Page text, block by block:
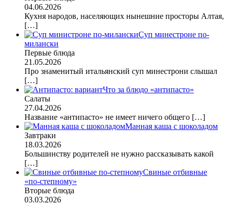
04.06.2026
Кухня народов, населяющих нынешние просторы Алтая,
[…]
Суп минестроне по-
милански
Первые блюда
21.05.2026
Про знаменитый итальянский суп минестрони слышал
[…]
Что за блюдо «антипасто»
Салаты
27.04.2026
Название «антипасто» не имеет ничего общего […]
Манная каша с шоколадом
Завтраки
18.03.2026
Большинству родителей не нужно рассказывать какой
[…]
Свиные отбивные
«по-степному»
Вторые блюда
03.03.2026